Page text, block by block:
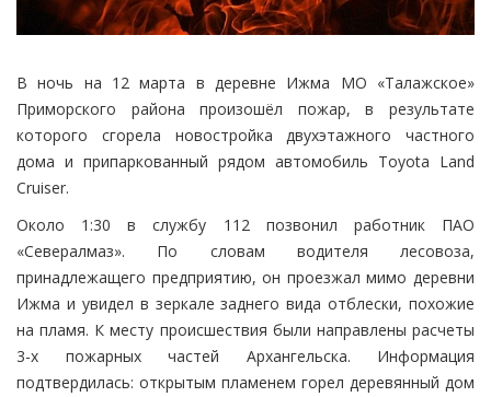
В ночь на 12 марта в деревне Ижма МО «Талажское»
Приморского района произошёл пожар, в результате
которого сгорела новостройка двухэтажного частного
дома и припаркованный рядом автомобиль Toyota Land
Cruiser.
Около 1:30 в службу 112 позвонил работник ПАО
«Севералмаз». По словам водителя лесовоза,
принадлежащего предприятию, он проезжал мимо деревни
Ижма и увидел в зеркале заднего вида отблески, похожие
на пламя. К месту происшествия были направлены расчеты
3-х пожарных частей Архангельска. Информация
подтвердилась: открытым пламенем горел деревянный дом